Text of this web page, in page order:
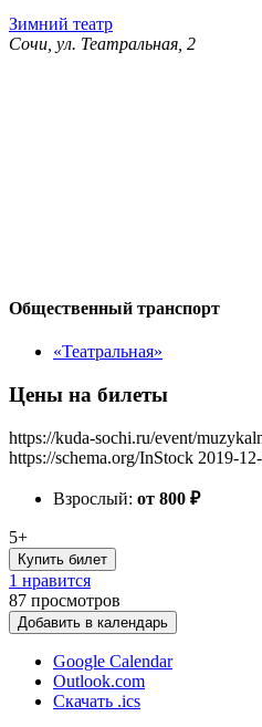
Зимний театр
Сочи, ул. Театральная, 2
Общественный транспорт
«Театральная»
Цены на билеты
https://kuda-sochi.ru/event/
https://schema.org/InStock 2019-
Взрослый: от 800 ₽
5+
Купить билет
1 нравится
87 просмотров
Добавить в календарь
Google Calendar
Outlook.com
Скачать .ics